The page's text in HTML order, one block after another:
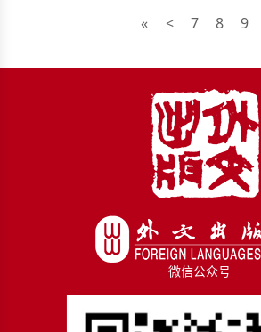
« < 7 8 9
微信公众号